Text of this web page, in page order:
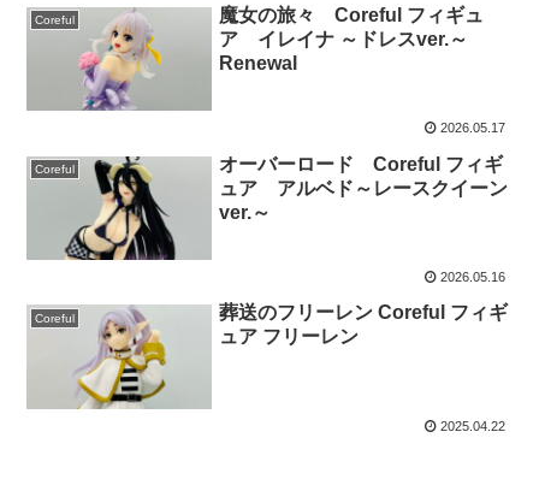
Coreful
魔女の旅々 Coreful フィギュ
ア イレイナ ～ドレスver.～
Renewal
2026.05.17
Coreful
オーバーロード Coreful フィギ
ュア アルベド～レースクイーン
ver.～
2026.05.16
Coreful
葬送のフリーレン Coreful フィギ
ュア フリーレン
2025.04.22